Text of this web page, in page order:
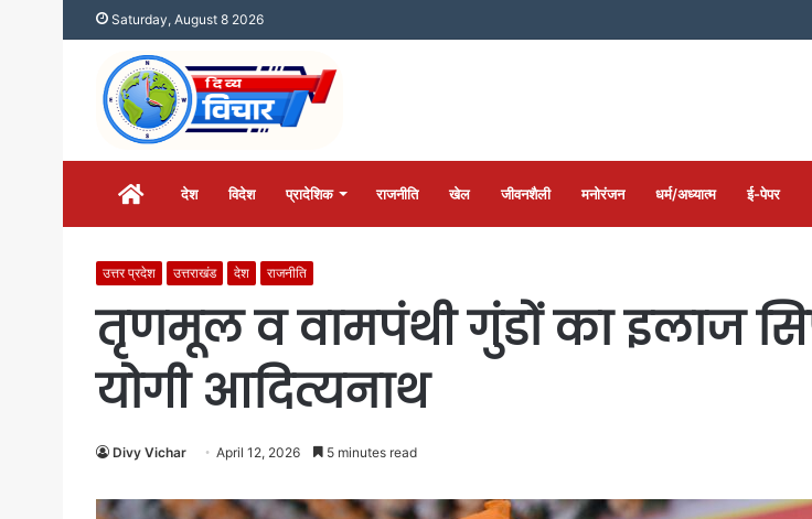
Saturday, August 8 2026
होम देश विदेश प्रादेशिक राजनीति खेल जीवनशैली मनोरंजन धर्म/अध्यात्म ई-पेपर
उत्तर प्रदेश उत्तराखंड देश राजनीति
तृणमूल व वामपंथी गुंडों का इलाज
योगी आदित्यनाथ
Divy Vichar April 12, 2026 5 minutes read